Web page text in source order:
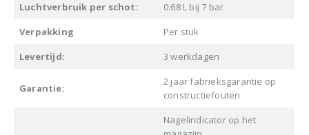
Luchtverbruik per schot:
0.68 L bij 7 bar
Verpakking
Per stuk
Levertijd:
3 werkdagen
Garantie:
2 jaar fabrieksgarantie op
constructiefouten
Nagelindicator op het